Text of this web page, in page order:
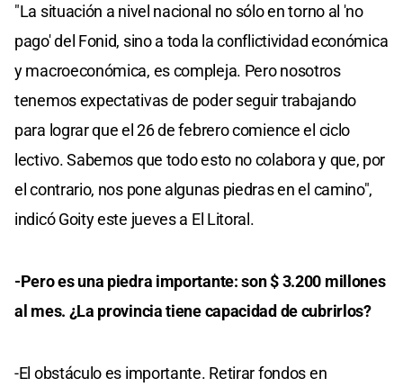
"La situación a nivel nacional no sólo en torno al 'no
pago' del Fonid, sino a toda la conflictividad económica
y macroeconómica, es compleja. Pero nosotros
tenemos expectativas de poder seguir trabajando
para lograr que el 26 de febrero comience el ciclo
lectivo. Sabemos que todo esto no colabora y que, por
el contrario, nos pone algunas piedras en el camino",
indicó Goity este jueves a El Litoral.
-Pero es una piedra importante: son $ 3.200 millones
al mes. ¿La provincia tiene capacidad de cubrirlos?
-El obstáculo es importante. Retirar fondos en